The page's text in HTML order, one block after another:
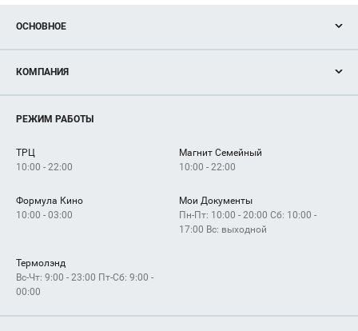
ОСНОВНОЕ
Новости
Магазины
Услуги
КОМПАНИЯ
Рекламодателям
Как добраться
РЕЖИМ РАБОТЫ
ТРЦ
10:00 - 22:00
Магнит Семейный
10:00 - 22:00
Формула Кино
10:00 - 03:00
Мои Документы
Пн-Пт: 10:00 - 20:00 Сб: 10:00 -
17:00 Вс: выходной
Термолэнд
Вс-Чт: 9:00 - 23:00 Пт-Сб: 9:00 -
00:00